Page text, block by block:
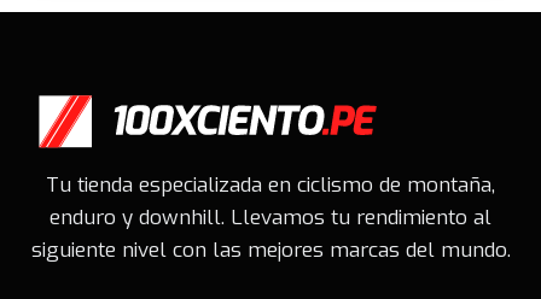
Tu tienda especializada en ciclismo de montaña,
enduro y downhill. Llevamos tu rendimiento al
siguiente nivel con las mejores marcas del mundo.